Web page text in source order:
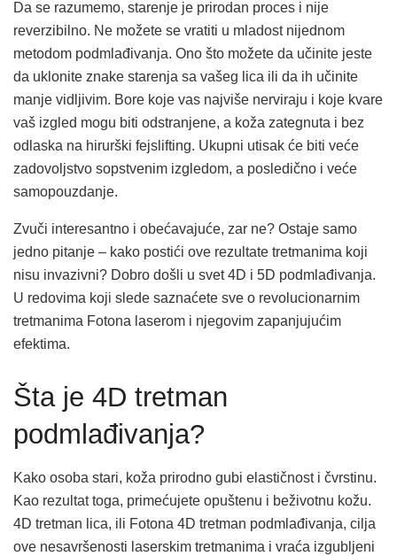
Da se razumemo, starenje je prirodan proces i nije
reverzibilno. Ne možete se vratiti u mladost nijednom
metodom podmlađivanja. Ono što možete da učinite jeste
da uklonite znake starenja sa vašeg lica ili da ih učinite
manje vidljivim. Bore koje vas najviše nerviraju i koje kvare
vaš izgled mogu biti odstranjene, a koža zategnuta i bez
odlaska na hirurški fejslifting. Ukupni utisak će biti veće
zadovoljstvo sopstvenim izgledom, a posledično i veće
samopouzdanje.
Zvuči interesantno i obećavajuće, zar ne? Ostaje samo
jedno pitanje – kako postići ove rezultate tretmanima koji
nisu invazivni? Dobro došli u svet 4D i 5D podmlađivanja.
U redovima koji slede saznaćete sve o revolucionarnim
tretmanima Fotona laserom i njegovim zapanjujućim
efektima.
Šta je 4D tretman
podmlađivanja?
Kako osoba stari, koža prirodno gubi elastičnost i čvrstinu.
Kao rezultat toga, primećujete opuštenu i beživotnu kožu.
4D tretman lica, ili Fotona 4D tretman podmlađivanja, cilja
ove nesavršenosti laserskim tretmanima i vraća izgubljeni